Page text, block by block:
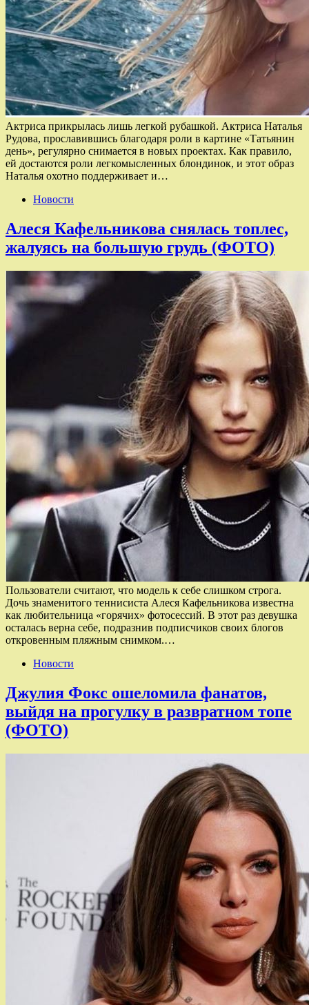
Актриса прикрылась лишь легкой рубашкой. Актриса Наталья
Рудова, прославившись благодаря роли в картине «Татьянин
день», регулярно снимается в новых проектах. Как правило,
ей достаются роли легкомысленных блондинок, и этот образ
Наталья охотно поддерживает и…
Новости
Алеся Кафельникова снялась топлес,
жалуясь на большую грудь (ФОТО)
Пользователи считают, что модель к себе слишком строга.
Дочь знаменитого теннисиста Алеся Кафельникова известна
как любительница «горячих» фотосессий. В этот раз девушка
осталась верна себе, подразнив подписчиков своих блогов
откровенным пляжным снимком.…
Новости
Джулия Фокс ошеломила фанатов,
выйдя на прогулку в развратном топе
(ФОТО)